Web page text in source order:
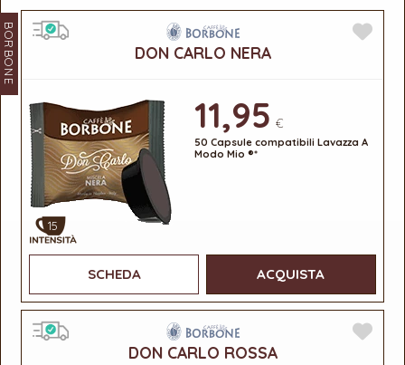
BORBONE DON CARLO NERA
15
11,95 €
50 Capsule compatibili Lavazza A
Modo Mio ®*
SCHEDA ACQUISTA
DON CARLO ROSSA